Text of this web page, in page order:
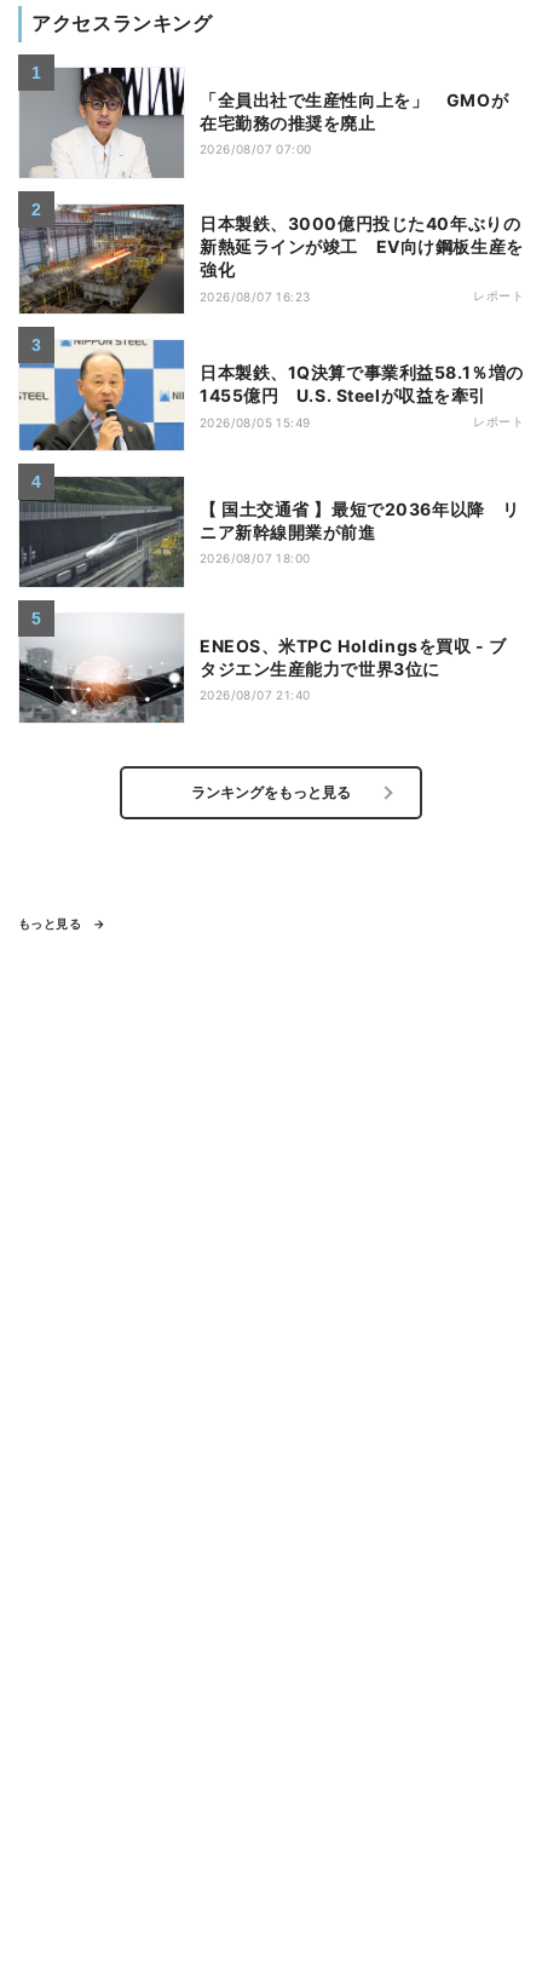
アクセスランキング
「全員出社で生産性向上を」 GMOが
在宅勤務の推奨を廃止
2026/08/07 07:00
日本製鉄、3000億円投じた40年ぶりの
新熱延ラインが竣工 EV向け鋼板生産を
強化
2026/08/07 16:23 レポート
日本製鉄、1Q決算で事業利益58.1％増の
1455億円 U.S. Steelが収益を牽引
2026/08/05 15:49 レポート
【 国土交通省 】最短で2036年以降 リ
ニア新幹線開業が前進
2026/08/07 18:00
ENEOS、米TPC Holdingsを買収 - ブ
タジエン生産能力で世界3位に
2026/08/07 21:40
ランキングをもっと見る
もっと見る